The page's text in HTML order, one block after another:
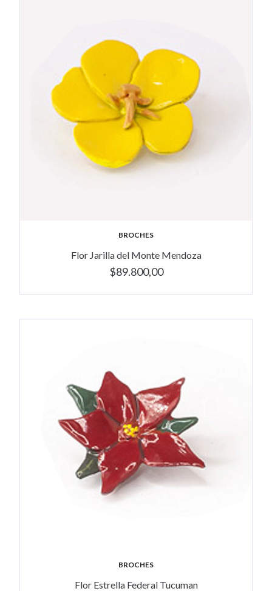
BROCHES
Flor Jarilla del Monte Mendoza
$89.800,00
BROCHES
Flor Estrella Federal Tucuman